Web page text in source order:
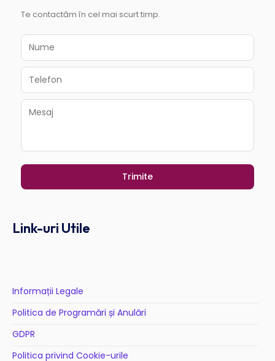
Te contactăm în cel mai scurt timp.
Link-uri Utile
Informații Legale
Politica de Programări și Anulări
GDPR
Politica privind Cookie-urile